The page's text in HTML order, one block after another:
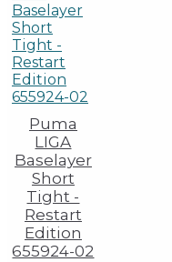
Puma
LIGA
Baselayer
Short
Tight -
Restart
Edition
655924-02